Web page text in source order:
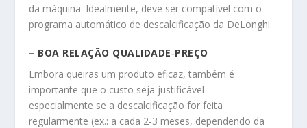
da máquina. Idealmente, deve ser compatível com o
programa automático de descalcificação da DeLonghi.
– BOA RELAÇÃO QUALIDADE‑PREÇO
Embora queiras um produto eficaz, também é
importante que o custo seja justificável —
especialmente se a descalcificação for feita
regularmente (ex.: a cada 2‑3 meses, dependendo da